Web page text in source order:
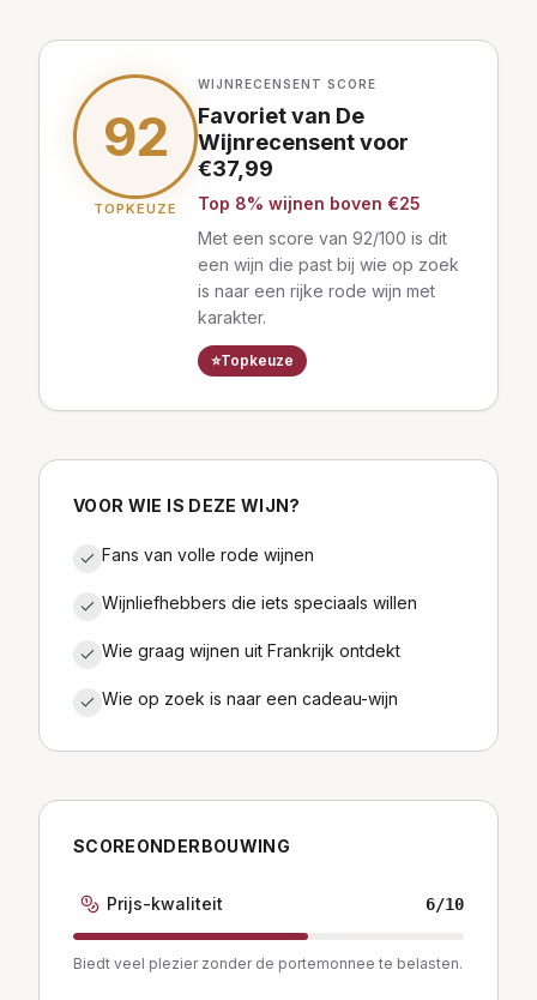
92
TOPKEUZE
WIJNRECENSENT SCORE
Favoriet van De
Wijnrecensentvoor
€37,99
Top 8% wijnen boven €25
Met een score van 92/100 is dit
een wijn die past bij wie op zoek
is naar een rijke rode wijn met
karakter.
⭐Topkeuze
VOOR WIE IS DEZE WIJN?
Fans van volle rode wijnen
Wijnliefhebbers die iets speciaals willen
Wie graag wijnen uit Frankrijk ontdekt
Wie op zoek is naar een cadeau-wijn
SCOREONDERBOUWING
Prijs-kwaliteit 6/10
Biedt veel plezier zonder de portemonnee te belasten.